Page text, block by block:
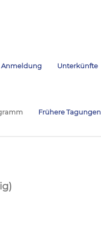
Anmeldung Unterkünfte
Frühere Tagungen